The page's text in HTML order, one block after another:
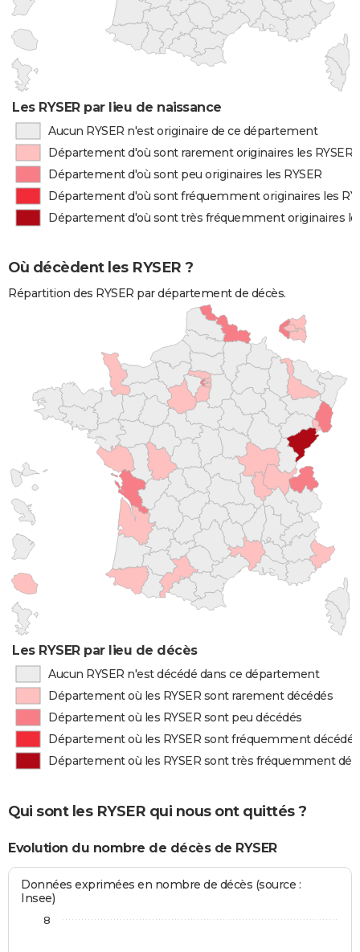
Les RYSER par lieu de naissance
Aucun RYSER n'est originaire de ce département
Département d'où sont rarement originaires les RYSER
Département d'où sont peu originaires les RYSER
Département d'où sont fréquemment originaires les
Département d'où sont très fréquemment originaires
Où décèdent les RYSER ?
Répartition des RYSER par département de décès.
Les RYSER par lieu de décès
Aucun RYSER n'est décédé dans ce département
Département où les RYSER sont rarement décédés
Département où les RYSER sont peu décédés
Département où les RYSER sont fréquemment décédés
Département où les RYSER sont très fréquemment
Qui sont les RYSER qui nous ont quittés ?
Evolution du nombre de décès de RYSER
Données exprimées en nombre de décès (source :
Insee)
8